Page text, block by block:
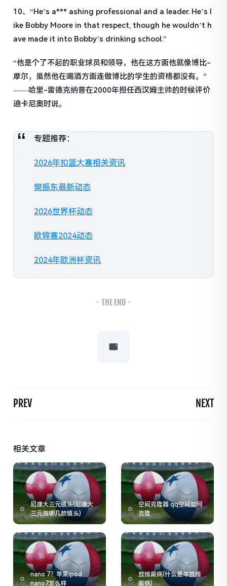
10、“He’s a*** ashing professional and a leader. He’s l
ike Bobby Moore in that respect, though he wouldn’t h
ave made it into Bobby’s drinking school.”
“他是个了不起的职业球员和领导，他在这方面他就像博比-
摩尔，虽然他在喝酒方面连做博比的学生的资格都没有。”
——哈里-雷德克纳普在2000年担任西汉姆主帅的时候评价
迪卡尼奥时说。
专题推荐：
2026年扣篮大赛相关资讯
樊振东最新动态
2026世界杯动态
欧锦赛2024动态
2024年欧洲杯资讯
- THE END -
PREV NEXT
相关文章
尼康大三元镜头(尼康大
三元指哪几款镜头)
空间克隆器 qq空间如何
克隆
nano 7？苹果ipod
nano7怎么样
放线菌病(什么是羊放线
菌病)